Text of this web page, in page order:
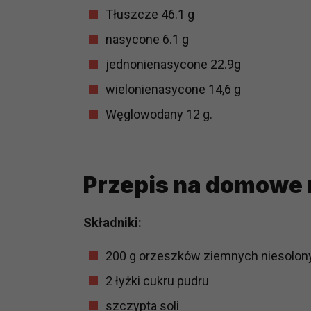
Tłuszcze 46.1 g
nasycone 6.1 g
jednonienasycone 22.9g
wielonienasycone 14,6 g
Węglowodany 12 g.
Przepis na domowe
Składniki:
200 g orzeszków ziemnych
2 łyżki cukru pudru
szczypta soli
potrzebom
Komu możemy przekazać dane?
Zgodnie z obowiązującym
np. agencjom marketingowym,
obowiązującego prawa np. sądy
prawną. Pragniemy też
Zaufanych parterów.
Masz między innymi prawo do
także wycofać zgodę na
Każde przetwarzanie Twoich
Podstawą prawną przetwarzania
analizowania ich i